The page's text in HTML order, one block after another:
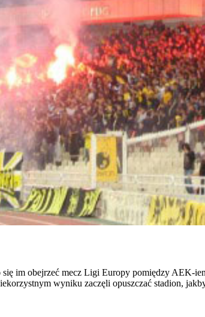
im obejrzeć mecz Ligi Europy pomiędzy AEK-
wyniku zaczęli opuszczać stadion, jakby